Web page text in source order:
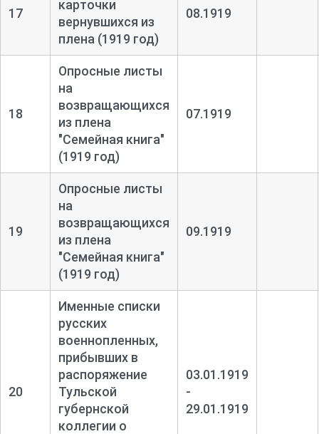
17
карточки
вернувшихся из
плена (1919 год)
08.1919
18
Опросные листы
на
возвращающихся
из плена
"Семейная книга"
(1919 год)
07.1919
19
Опросные листы
на
возвращающихся
из плена
"Семейная книга"
(1919 год)
09.1919
20
Именные списки
русских
военнопленных,
прибывших в
распоряжение
Тульской
губернской
коллегии о
03.01.1919
-
29.01.1919